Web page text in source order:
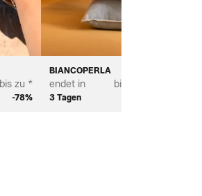
bis zu *
-78%
BIANCOPERLA
endet in
3 Tagen
bis zu *